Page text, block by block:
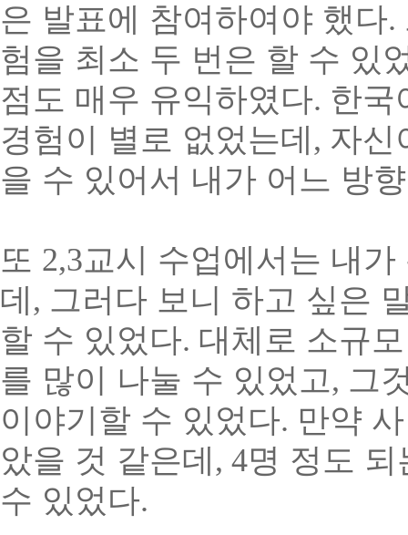
은 발표에 참여하여야 했다.
험을 최소 두 번은 할 수 있
점도 매우 유익하였다. 한
경험이 별로 없었는데 , 자신
을 수 있어서 내가 어느 방
또 2,3교시 수업에서는 내
데 , 그러다 보니 하고 싶은
할 수 있었다. 대체로 소규
를 많이 나눌 수 있었고, 그
이야기할 수 있었다. 만약
았을 것 같은데 , 4명 정도
수 있었다.